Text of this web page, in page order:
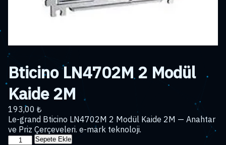
Bticino LN4702M 2 Modül
Kaide 2M
193,00 ₺
Le-grand Bticino LN4702M 2 Modül Kaide 2M — Anahtar
ve Priz Çerçeveleri. e-mark teknoloji.
Bticino Sepete Ekle